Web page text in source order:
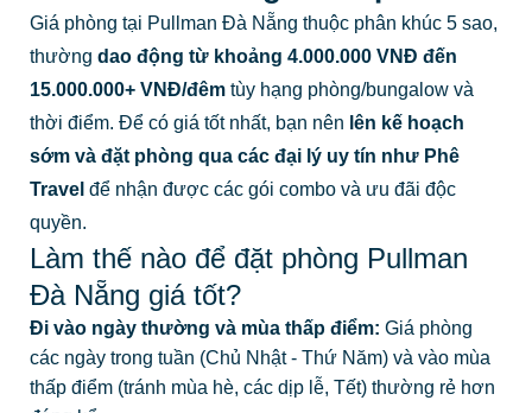
sớm và đặt phòng qua các đại lý uy tín như Phê
Travelđể nhận được các gói combo và ưu đãi độc
quyền.
Làm thế nào để đặt phòng Pullman
Đà Nẵng giá tốt?
Đi vào ngày thường và mùa thấp điểm:Giá phòng
các ngày trong tuần (Chủ Nhật - Thứ Năm) và vào mùa
thấp điểm (tránh mùa hè, các dịp lễ, Tết) thường rẻ hơn
đáng kể.
Đặt sớm (Early Bird):Lên kế hoạch và đặt phòng trước
ít nhất 1-2 tháng để nhận được các ưu đãi đặt sớm.
Chọn các gói combo của Phê Travel:Đây là cách
thông minh nhất để tiết kiệm. Phê Travel thường xuyên